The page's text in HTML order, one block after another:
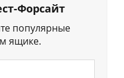
Форсайт
популярные
ящике.